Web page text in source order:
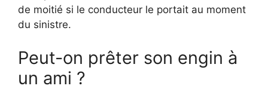
de moitié si le conducteur le portait au moment
du sinistre.
Peut-on prêter son engin à
un ami ?